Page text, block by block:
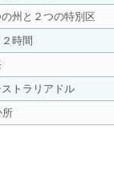
の州と２つの特別区
２時間
ストラリアドル
所